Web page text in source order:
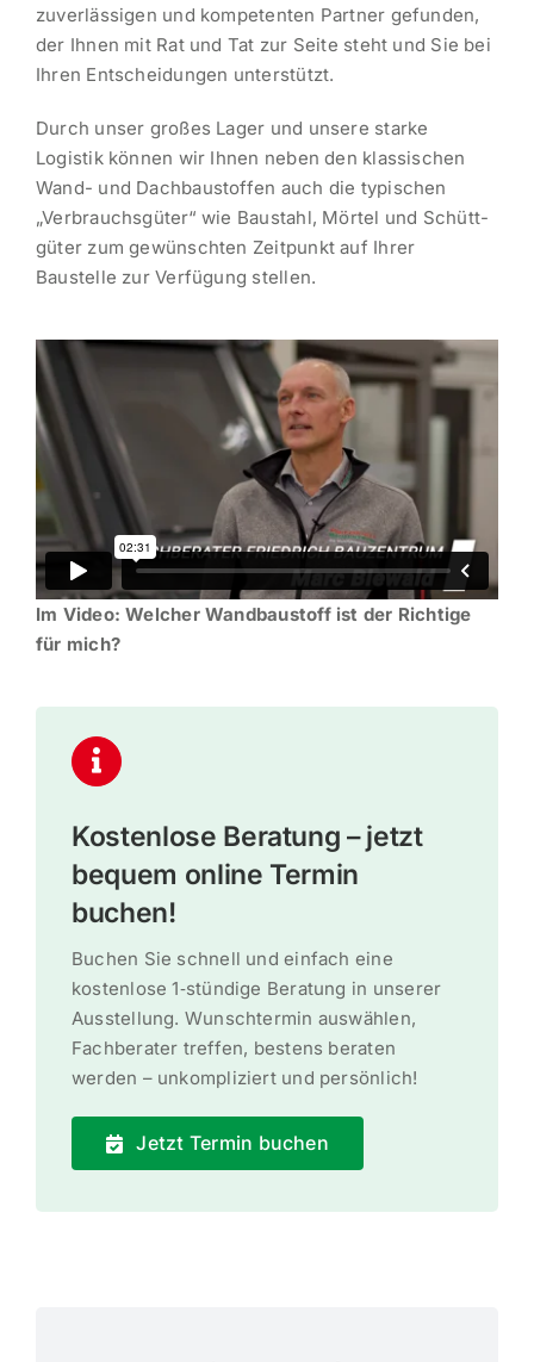
zuver­läs­sigen und kompe­tenten Partner gefunden,
der Ihnen mit Rat und Tat zur Seite steht und Sie bei
Ihren Entschei­dungen unterstützt.
Durch unser großes Lager und unsere starke
Logistik können wir Ihnen neben den klassi­schen
Wand- und Dachbau­stoffen auch die typischen
„Verbrauchs­güter“ wie Baustahl, Mörtel und Schütt­
güter zum gewünschten Zeitpunkt auf Ihrer
Baustelle zur Verfügung stellen.
Im Video: Welcher Wandbau­stoff ist der Richtige
für mich?
Kostenlose Beratung – jetzt
bequem online Termin
buchen!
Buchen Sie schnell und einfach eine
kostenlose 1‑stündige Beratung in unserer
Ausstellung. Wunsch­termin auswählen,
Fachbe­rater treffen, bestens beraten
werden – unkom­pli­ziert und persönlich!
Jetzt Termin buchen